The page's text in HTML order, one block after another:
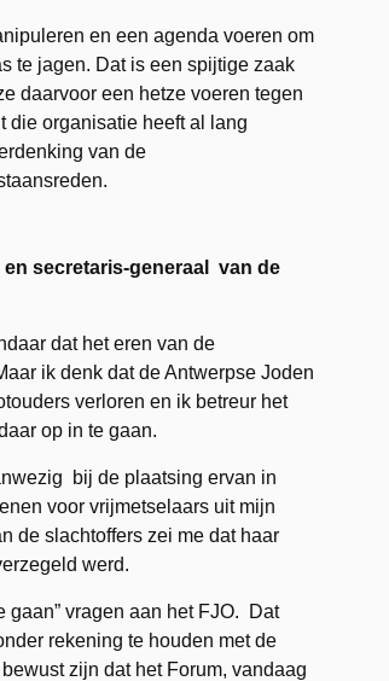
en een agenda voeren om
te jagen. Dat is een spijtige zaak
daarvoor een hetze voeren tegen
die organisatie heeft al lang
van de
secretaris-generaal van de
dat het eren van de
ik denk dat de Antwerpse Joden
verloren en ik betreur het
op in te gaan.
bij de plaatsing ervan in
voor vrijmetselaars uit mijn
de slachtoffers zei me dat haar
werd.
gaan” vragen aan het FJO. Dat
rekening te houden met de
zijn dat het Forum, vandaag